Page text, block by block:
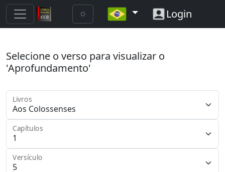
Login
Selecione o verso para visualizar o
'Aprofundamento'
Livros
Capítulos
Versículo